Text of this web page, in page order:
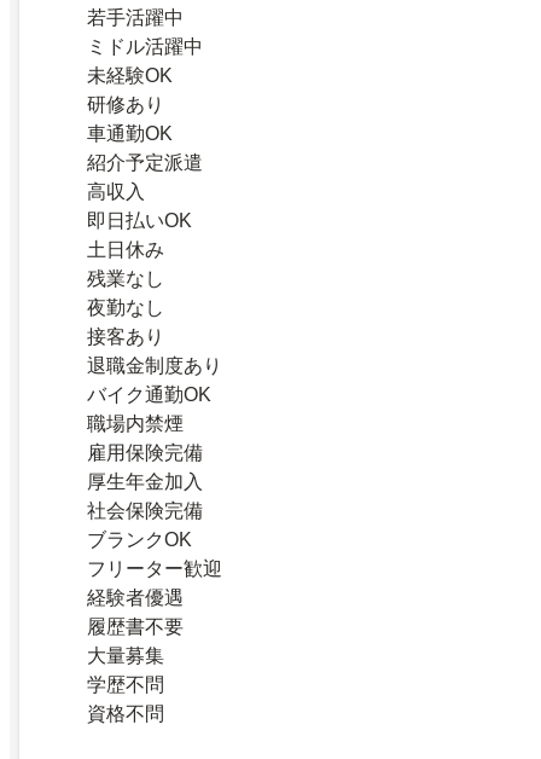
若手活躍中
ミドル活躍中
未経験OK
研修あり
車通勤OK
紹介予定派遣
高収入
即日払いOK
土日休み
残業なし
夜勤なし
接客あり
退職金制度あり
バイク通勤OK
職場内禁煙
雇用保険完備
厚生年金加入
社会保険完備
ブランクOK
フリーター歓迎
経験者優遇
履歴書不要
大量募集
学歴不問
資格不問